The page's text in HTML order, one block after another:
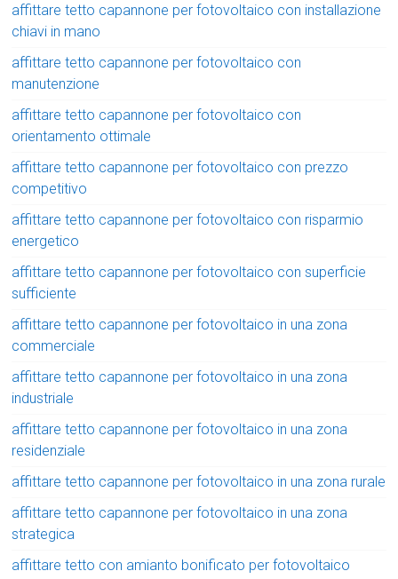
affittare tetto capannone per fotovoltaico con installazione
chiavi in mano
affittare tetto capannone per fotovoltaico con
manutenzione
affittare tetto capannone per fotovoltaico con
orientamento ottimale
affittare tetto capannone per fotovoltaico con prezzo
competitivo
affittare tetto capannone per fotovoltaico con risparmio
energetico
affittare tetto capannone per fotovoltaico con superficie
sufficiente
affittare tetto capannone per fotovoltaico in una zona
commerciale
affittare tetto capannone per fotovoltaico in una zona
industriale
affittare tetto capannone per fotovoltaico in una zona
residenziale
affittare tetto capannone per fotovoltaico in una zona rurale
affittare tetto capannone per fotovoltaico in una zona
strategica
affittare tetto con amianto bonificato per fotovoltaico